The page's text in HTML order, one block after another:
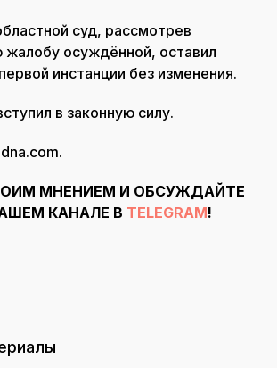
суд, рассмотрев
жалобу осуждённой, оставил
инстанции без изменения.
в законную силу.
МНЕНИЕМ И ОБСУЖДАЙТЕ
КАНАЛЕ В TELEGRAM!